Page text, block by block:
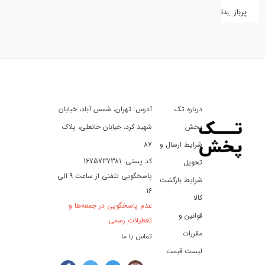
کفش
سفر
تفریح
پربازدیدترین
درباره تک
پخش
شرایط ارسال و
تحویل
شرایط بازگشت
کالا
قوانین و
مقررات
لیست قیمت
آدرس: تهران، شمس آباد، خیابان
شهید کرد، خیابان خانعلی، پلاک
87
کد پستی: 1675737381
پاسخگویی تلفنی از ساعت 9 الی
16
عدم پاسخگویی در جمعه‌ها و
تعطیلات رسمی
تماس با ما